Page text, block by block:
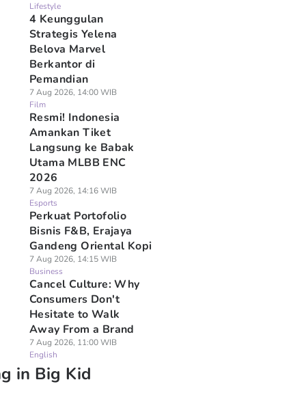
Lifestyle
4 Keunggulan
Strategis Yelena
Belova Marvel
Berkantor di
Pemandian
7 Aug 2026, 14:00 WIB
Film
Resmi! Indonesia
Amankan Tiket
Langsung ke Babak
Utama MLBB ENC
2026
7 Aug 2026, 14:16 WIB
Esports
Perkuat Portofolio
Bisnis F&B, Erajaya
Gandeng Oriental Kopi
7 Aug 2026, 14:15 WIB
Business
Cancel Culture: Why
Consumers Don't
Hesitate to Walk
Away From a Brand
7 Aug 2026, 11:00 WIB
English
in Big Kid